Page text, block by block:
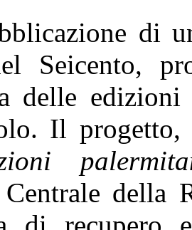
di
Seicento,
delle
Il progetto,
della